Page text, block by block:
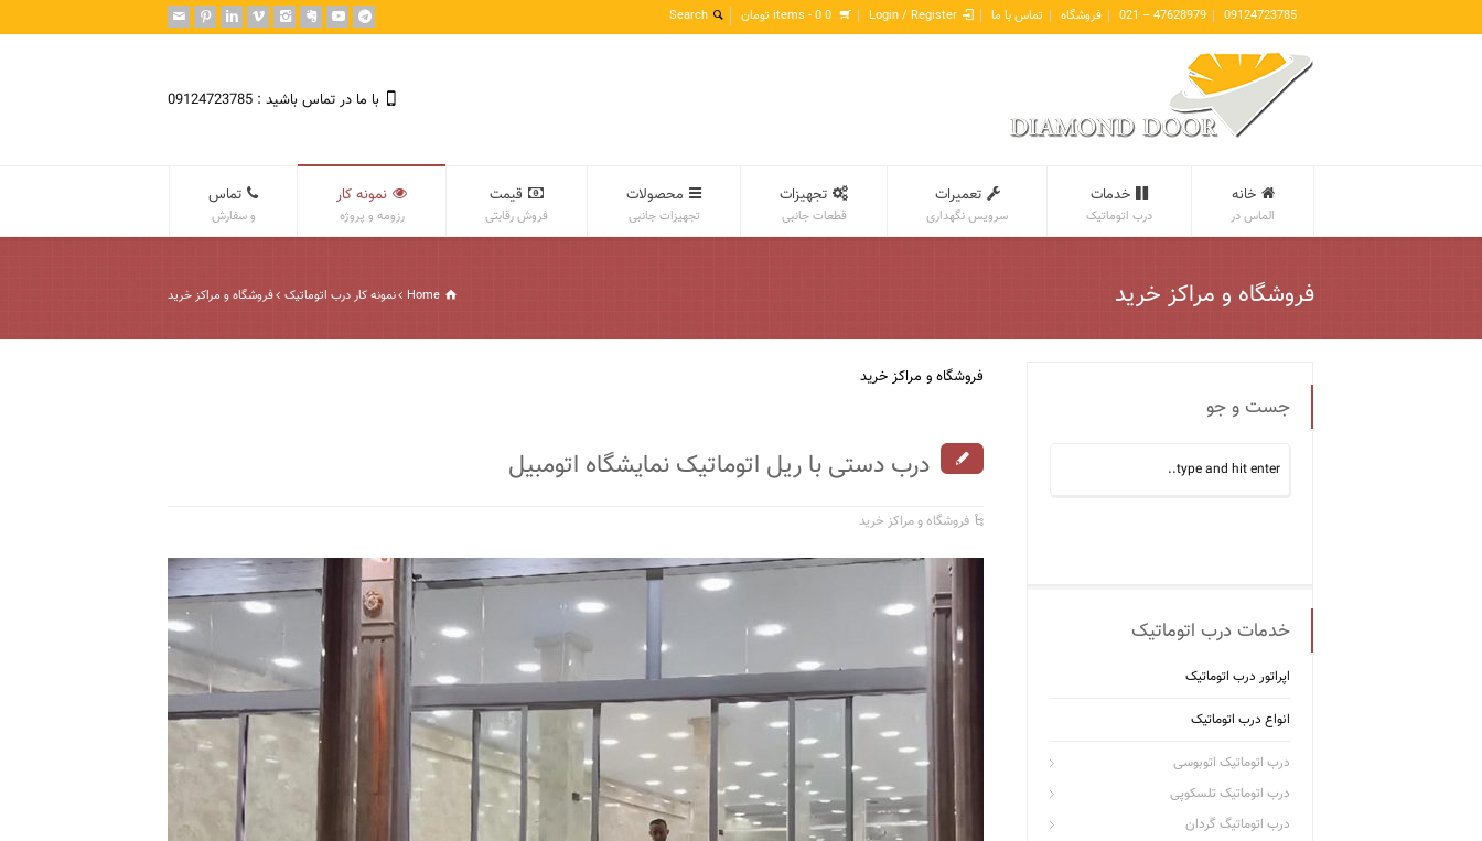
09124723785
47628979 – 021 فروشگاه تماس با ما Login / Register
0 items -
0 تومان
با ما در تماس باشید : 09124723785
خانه
الماس در
خدمات
درب اتوماتیک
تعمیرات
سرویس نگهداری
تجهیزات
قطعات جانبی
محصولات
تجهیزات جانبی
قیمت
فروش رقابتی
نمونه کار
رزومه و پروژه
تماس
و سفارش
فروشگاه و مراکز خرید Home نمونه کار درب اتوماتیک فروشگاه و مراکز خرید
فروشگاه و مراکز خرید
درب دستی با ریل اتوماتیک نمایشگاه اتومبیل
فروشگاه و مراکز خرید
جست و جو
خدمات درب اتوماتیک
اپراتور درب اتوماتیک
انواع درب اتوماتیک
درب اتوماتیک اتوبوسی
درب اتوماتیک تلسکوپی
درب اتوماتیگ گردان